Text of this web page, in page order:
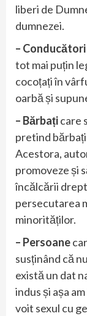
liberi de
dumnezei.
– Conducători
tot mai puțin
cocoțați în
oarbă și
– Bărbațicare
pretind
Acestora,
promoveze și
încălcării
persecutarea
minorităților.
– Persoane
susținând că
există un dat
indus și așa
voit sexul cu